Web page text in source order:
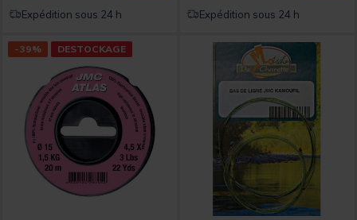
Expédition sous 24 h Expédition sous 24 h
-39% DESTOCKAGE